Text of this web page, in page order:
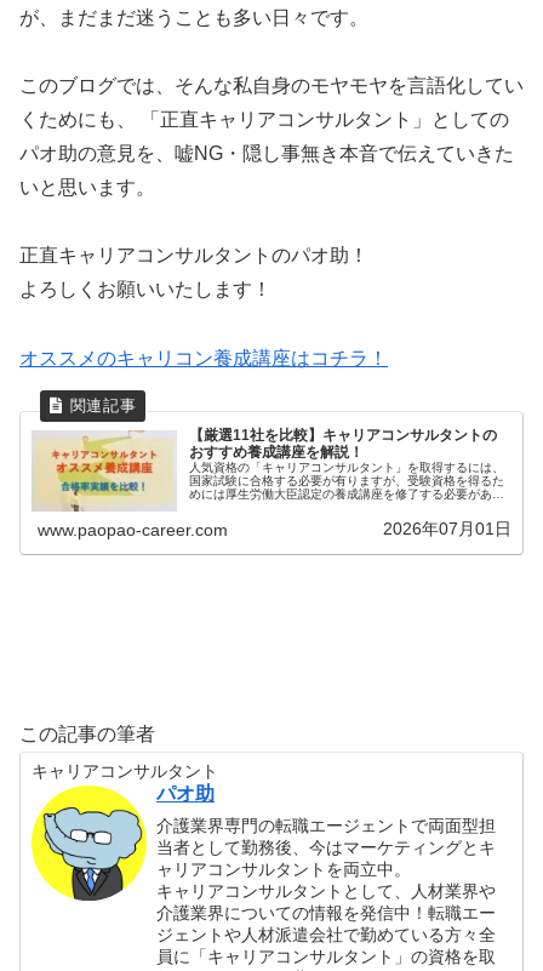
が、まだまだ迷うことも多い日々です。
このブログでは、そんな私自身のモヤモヤを言語化してい
くためにも、 「正直キャリアコンサルタント」としての
パオ助の意見を、嘘NG・隠し事無き本音で伝えていきた
いと思います。
正直キャリアコンサルタントのパオ助！
よろしくお願いいたします！
オススメのキャリコン養成講座はコチラ！
【厳選11社を比較】キャリアコンサルタントの
おすすめ養成講座を解説！
人気資格の「キャリアコンサルタント」を取得するには、
国家試験に合格する必要が有りますが、受験資格を得るた
めには厚生労働大臣認定の養成講座を修了する必要があり
事では、わたしが特におすすめする...
www.paopao-career.com 2026年07月01日
この記事の筆者
キャリアコンサルタント
パオ助
介護業界専門の転職エージェントで両面型担
当者として勤務後、今はマーケティングとキ
ャリアコンサルタントを両立中。
キャリアコンサルタントとして、人材業界や
介護業界についての情報を発信中！転職エー
ジェントや人材派遣会社で勤めている方々全
員に「キャリアコンサルタント」の資格を取